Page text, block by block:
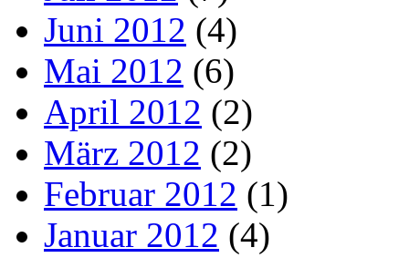
Juni 2012 (4)
Mai 2012 (6)
April 2012 (2)
März 2012 (2)
Februar 2012 (1)
Januar 2012 (4)